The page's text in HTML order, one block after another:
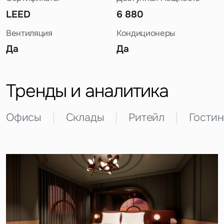
LEED 6 880
Вентиляция
Да
Кондиционеры
Да
Тренды и аналитика
Офисы Склады Ритейл
Вопрос
Предложение
Жалоба
Это обязательное поле
Это обязательное поле